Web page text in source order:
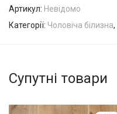
Артикул: Невідомо
Категорії: Чоловіча білизна,
Супутні товари